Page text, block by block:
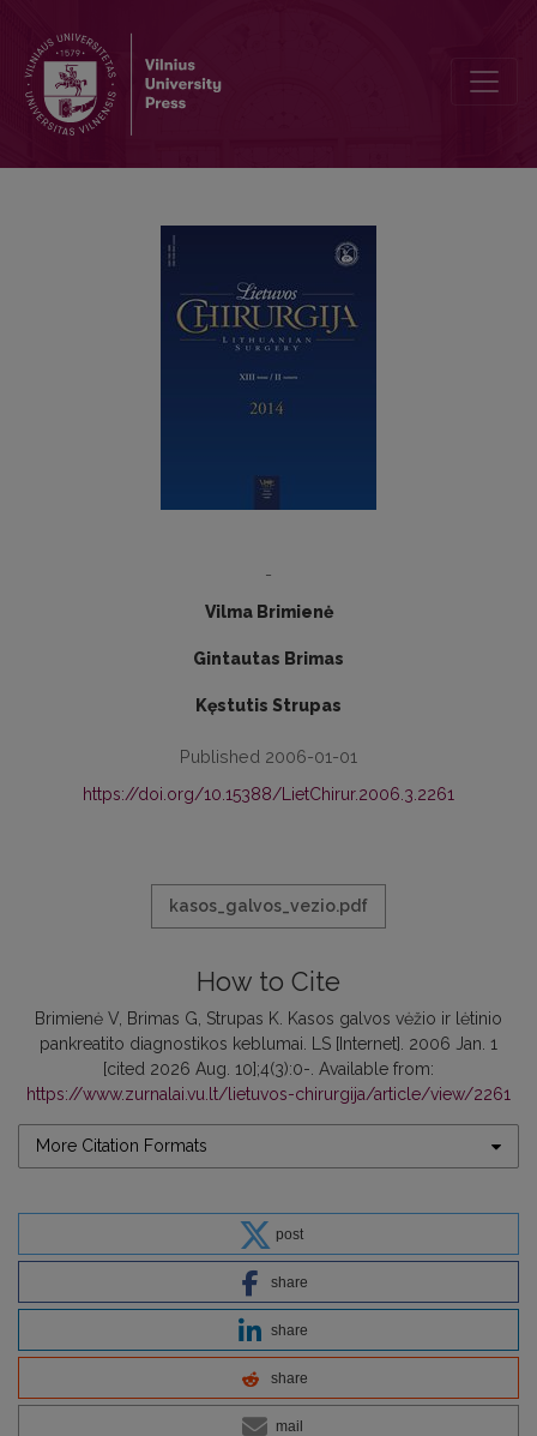
-
Vilma Brimienė
Gintautas Brimas
Kęstutis Strupas
Published 2006-01-01
https://doi.org/10.15388/LietChirur.2006.3.2261
kasos_galvos_vezio.pdf
How to Cite
Brimienė V, Brimas G, Strupas K. Kasos galvos vėžio ir lėtinio
pankreatito diagnostikos keblumai. LS [Internet]. 2006 Jan. 1
[cited 2026 Aug. 10];4(3):0-. Available from:
https://www.zurnalai.vu.lt/lietuvos-chirurgija/article/view/2261
More Citation Formats
post
share
share
share
mail